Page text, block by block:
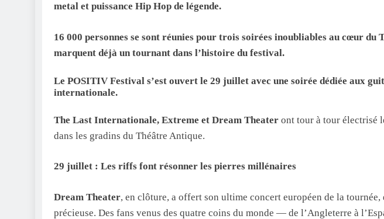
metal et puissance Hip Hop de légende.
16 000 personnes se sont réunies pour trois soirées inoubliables au cœur du
marquent déjà un tournant dans l’histoire du festival.
Le POSITIV Festival s’est ouvert le 29 juillet avec une soirée dédiée aux
internationale.
The Last Internationale, Extreme et Dream Theater ont tour à tour électrisé
dans les gradins du Théâtre Antique.
29 juillet : Les riffs font résonner les pierres millénaires
Dream Theater, en clôture, a offert son ultime concert européen de la tournée,
précieuse. Des fans venus des quatre coins du monde — de l’Angleterre à